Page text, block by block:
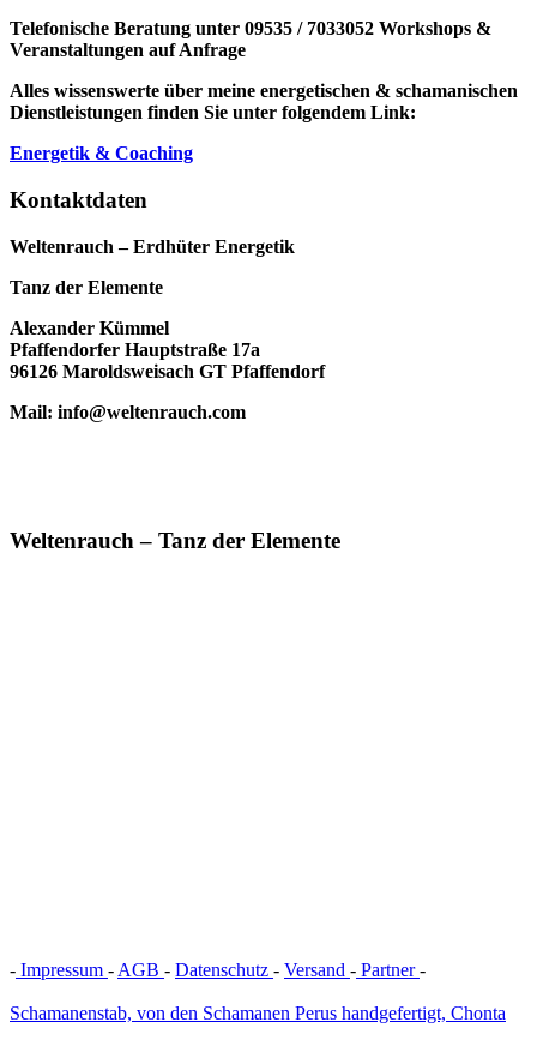
Telefonische Beratung unter 09535 / 7033052 Workshops &
Veranstaltungen auf Anfrage
Alles wissenswerte über meine energetischen & schamanischen
Dienstleistungen finden Sie unter folgendem Link:
Energetik & Coaching
Kontaktdaten
Weltenrauch – Erdhüter Energetik
Tanz der Elemente
Alexander Kümmel
Pfaffendorfer Hauptstraße 17a
96126 Maroldsweisach GT Pfaffendorf
Mail: info@weltenrauch.com
Weltenrauch – Tanz der Elemente
- Impressum - AGB - Datenschutz - Versand - Partner-
Schamanenstab, von den Schamanen Perus handgefertigt, Chonta